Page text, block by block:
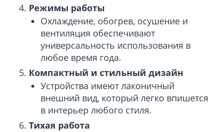
Режимы работы
Охлаждение, обогрев, осушение и
вентиляция обеспечивают
универсальность использования в
любое время года.
Компактный и стильный дизайн
Устройства имеют лаконичный
внешний вид, который легко впишется
в интерьер любого стиля.
Тихая работа